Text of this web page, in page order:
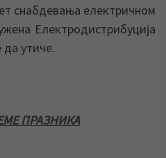
снабдевања електричном
Електродистрибуција
утиче.
ПРАЗНИКА